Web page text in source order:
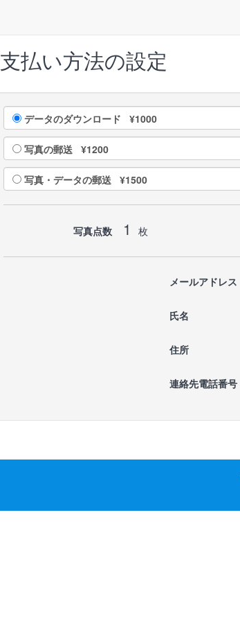
支払い方法の設定
データのダウンロード ¥1000
写真の郵送 ¥1200
写真・データの郵送 ¥1500
写真点数 1 枚
メールアドレス
氏名
住所
連絡先電話番号